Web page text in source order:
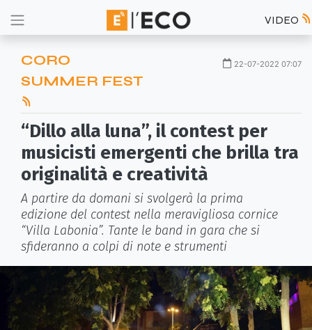
VIDEO
CORO
SUMMER FEST
22-07-2022 07:07
“Dillo alla luna”, il contest per
musicisti emergenti che brilla tra
originalità e creatività
A partire da domani si svolgerà la prima
edizione del contest nella meravigliosa cornice
“Villa Labonia”. Tante le band in gara che si
sfideranno a colpi di note e strumenti